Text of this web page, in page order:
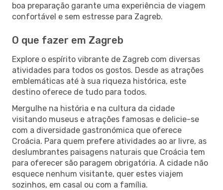
boa preparação garante uma experiência de viagem
confortável e sem estresse para Zagreb.
O que fazer em Zagreb
Explore o espírito vibrante de Zagreb com diversas
atividades para todos os gostos. Desde as atrações
emblemáticas até à sua riqueza histórica, este
destino oferece de tudo para todos.
Mergulhe na história e na cultura da cidade
visitando museus e atrações famosas e delicie-se
com a diversidade gastronómica que oferece
Croácia. Para quem prefere atividades ao ar livre, as
deslumbrantes paisagens naturais que Croácia tem
para oferecer são paragem obrigatória. A cidade não
esquece nenhum visitante, quer estes viajem
sozinhos, em casal ou com a família.